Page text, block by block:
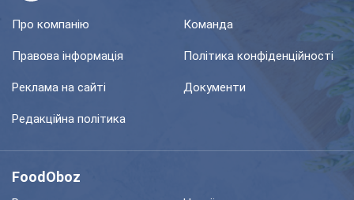
Про компанію Команда
Правова інформація Політика конфіденційності
Реклама на сайті Документи
Редакційна політика
FoodOboz